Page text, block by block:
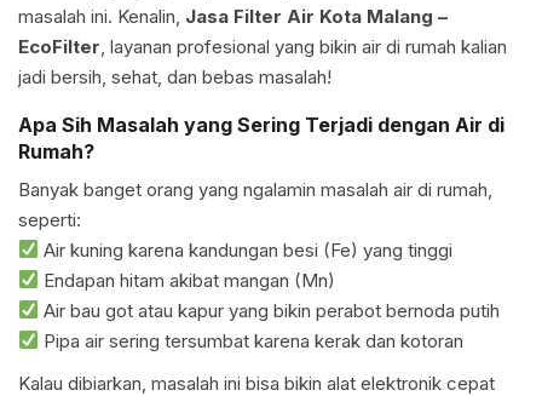
masalah ini. Kenalin, Jasa Filter Air Kota Malang –
EcoFilter, layanan profesional yang bikin air di rumah kalian
jadi bersih, sehat, dan bebas masalah!
Apa Sih Masalah yang Sering Terjadi dengan Air di
Rumah?
Banyak banget orang yang ngalamin masalah air di rumah,
seperti:
Air kuning karena kandungan besi (Fe) yang tinggi
Endapan hitam akibat mangan (Mn)
Air bau got atau kapur yang bikin perabot bernoda putih
Pipa air sering tersumbat karena kerak dan kotoran
Kalau dibiarkan, masalah ini bisa bikin alat elektronik cepat